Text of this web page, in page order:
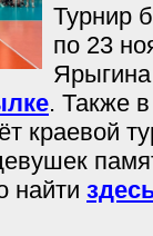
Турнир
по 23
. Также
краевой
найти